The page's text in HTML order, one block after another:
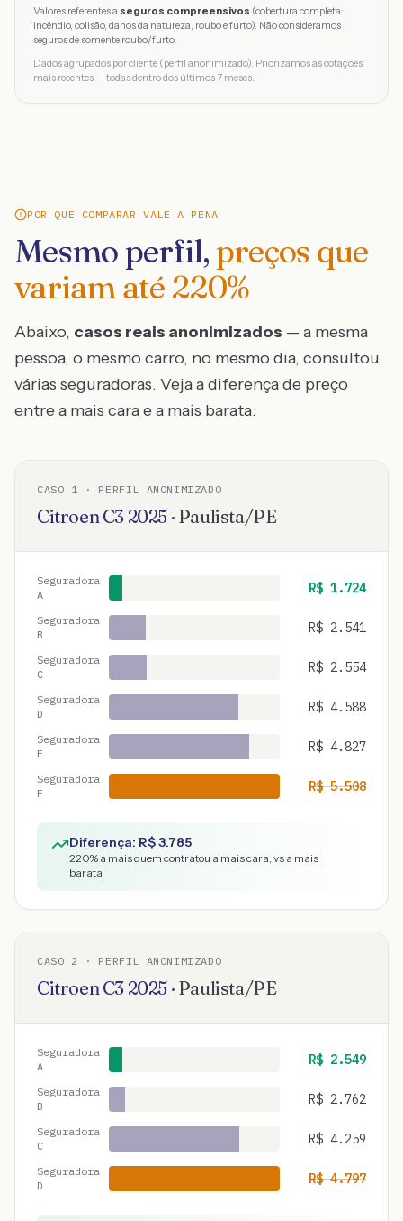
Valores referentes a seguros compreensivos (cobertura completa:
incêndio, colisão, danos da natureza, roubo e furto). Não consideramos
seguros de somente roubo/furto.
Dados agrupados por cliente (perfil anonimizado). Priorizamos as cotações
mais recentes — todas dentro dos últimos 7 meses.
POR QUE COMPARAR VALE A PENA
Mesmo perfil, preços que
variam até 220%
Abaixo, casos reais anonimizados — a mesma
pessoa, o mesmo carro, no mesmo dia, consultou
várias seguradoras. Veja a diferença de preço
entre a mais cara e a mais barata:
CASO 1 · PERFIL ANONIMIZADO
CitroenC3 2025 · Paulista/PE
Seguradora
A
R$ 1.724
Seguradora
B
R$ 2.541
Seguradora
C
R$ 2.554
Seguradora
D
R$ 4.588
Seguradora
E
R$ 4.827
Seguradora
F
R$5.508
Diferença: R$3.785
220% a mais quem contratou a mais cara, vs a mais
barata
CASO 2 · PERFIL ANONIMIZADO
CitroenC3 2025 · Paulista/PE
Seguradora
A
R$ 2.549
Seguradora
B
R$ 2.762
Seguradora
C
R$ 4.259
Seguradora
D
R$4.797